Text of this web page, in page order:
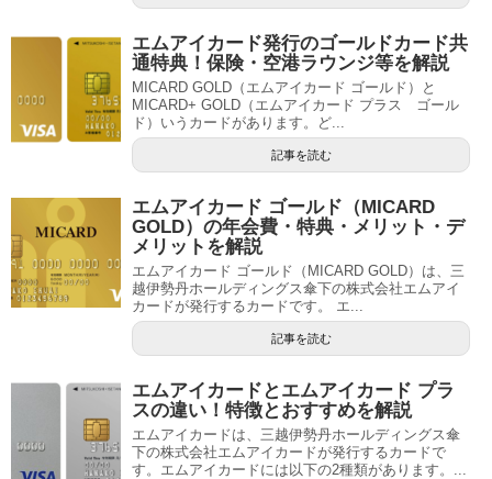
エムアイカード発行のゴールドカード共
通特典！保険・空港ラウンジ等を解説
MICARD GOLD（エムアイカード ゴールド）と
MICARD+ GOLD（エムアイカード プラス ゴール
ド）いうカードがあります。ど...
記事を読む
エムアイカード ゴールド（MICARD
GOLD）の年会費・特典・メリット・デ
メリットを解説
エムアイカード ゴールド（MICARD GOLD）は、三
越伊勢丹ホールディングス傘下の株式会社エムアイ
カードが発行するカードです。 エ...
記事を読む
エムアイカードとエムアイカード プラ
スの違い！特徴とおすすめを解説
エムアイカードは、三越伊勢丹ホールディングス傘
下の株式会社エムアイカードが発行するカードで
す。エムアイカードには以下の2種類があります。...